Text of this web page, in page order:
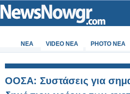
ΝΕΑ VIDEO NEA PHOTO NEA
OOΣΑ: Συστάσεις για